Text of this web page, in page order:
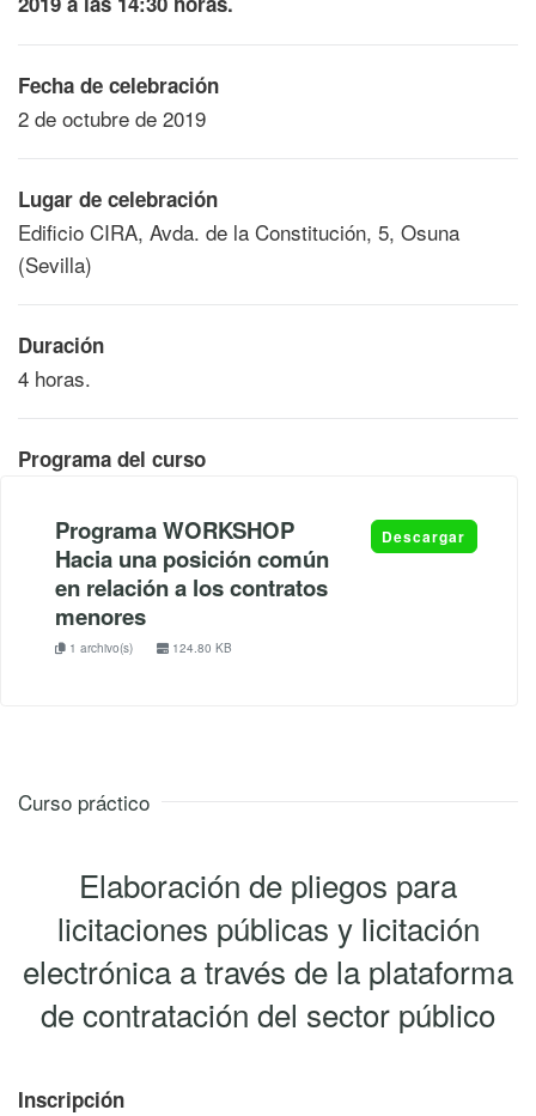
Fecha de celebración
2 de octubre de 2019
Lugar de celebración
Edificio CIRA, Avda. de la Constitución, 5, Osuna
(Sevilla)
Duración
4 horas.
Programa del curso
Programa WORKSHOP
Hacia una posición común
en relación a los contratos
menores
1 archivo(s) 124.80 KB
Descargar
Curso práctico
Elaboración de pliegos para
licitaciones públicas y licitación
electrónica a través de la plataforma
de contratación del sector público
Inscripción